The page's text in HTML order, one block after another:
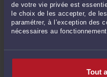
de votre vie privée est
le choix de les accepter, de
paramétrer, à l’exception des
nécessaires au
Tout
Il n'y a plus d'élément à
CONTACTER ME